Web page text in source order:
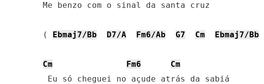
Me benzo com o sinal da santa cruz
( Ebmaj7/Bb D7/A Fm6/Ab G7 Cm Ebmaj7/Bb
Cm Fm6
Cm
Eu só cheguei no açude atrás da sabiá